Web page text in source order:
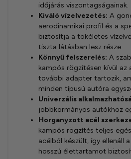
időjárás viszontagságainak.
Kiváló vízelvezetés: A
aerodinamikai profil és a
biztosítja a tökéletes
tiszta látásban lesz része.
Könnyű felszerelés: A
kampós rögzítésen kívül az
további adapter tartozik,
minden típusú autóra
Univerzális
jobbkormányos autókhoz
Horganyzott acél
kampós rögzítés teljes
acélból készült, így ellenáll
hosszú élettartamot